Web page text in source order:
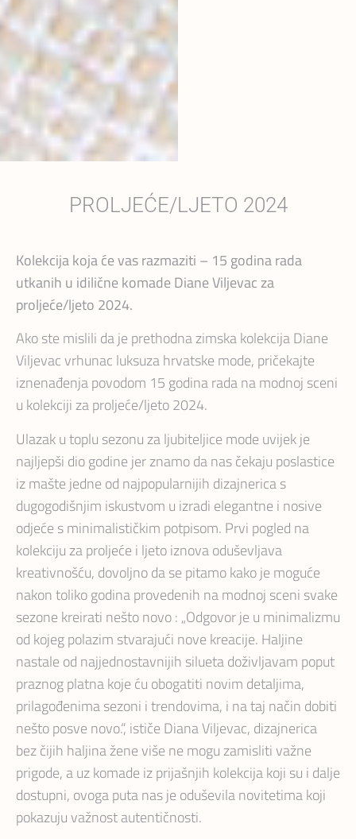
PROLJEĆE/LJETO 2024
Kolekcija koja će vas razmaziti – 15 godina rada
utkanih u idilične komade Diane Viljevac za
proljeće/ljeto 2024.
Ako ste mislili da je prethodna zimska kolekcija Diane
Viljevac vrhunac luksuza hrvatske mode, pričekajte
iznenađenja povodom 15 godina rada na modnoj sceni
u kolekciji za proljeće/ljeto 2024.
Ulazak u toplu sezonu za ljubiteljice mode uvijek je
najljepši dio godine jer znamo da nas čekaju poslastice
iz mašte jedne od najpopularnijih dizajnerica s
dugogodišnjim iskustvom u izradi elegantne i nosive
odjeće s minimalističkim potpisom. Prvi pogled na
kolekciju za proljeće i ljeto iznova oduševljava
kreativnošću, dovoljno da se pitamo kako je moguće
nakon toliko godina provedenih na modnoj sceni svake
sezone kreirati nešto novo : „Odgovor je u minimalizmu
od kojeg polazim stvarajući nove kreacije. Haljine
nastale od najjednostavnijih silueta doživljavam poput
praznog platna koje ću obogatiti novim detaljima,
prilagođenima sezoni i trendovima, i na taj način dobiti
nešto posve novo.“, ističe Diana Viljevac, dizajnerica
bez čijih haljina žene više ne mogu zamisliti važne
prigode, a uz komade iz prijašnjih kolekcija koji su i dalje
dostupni, ovoga puta nas je oduševila novitetima koji
pokazuju važnost autentičnosti.